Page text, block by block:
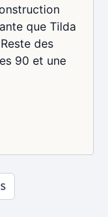
que Tilda
des
90 et une